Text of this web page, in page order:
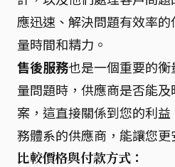
應迅速、解決問題有效率
量時間和精力。
售後服務也是一個重要的
量問題時，供應商是否能
案，這直接關係到您的利
務體系的供應商，能讓您更
比較價格與付款方式：